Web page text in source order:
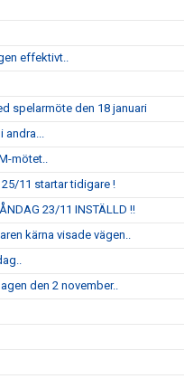
effektivt..
spelarmöte den 18 januari
andra...
mötet..
11 startar tidigare !
23/11 INSTÄLLD !!
kärna visade vägen..
den 2 november..